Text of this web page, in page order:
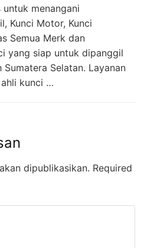
untuk menangani
Kunci Motor, Kunci
Semua Merk dan
yang siap untuk dipanggil
Selatan. Layanan
kunci …
dipublikasikan. Required